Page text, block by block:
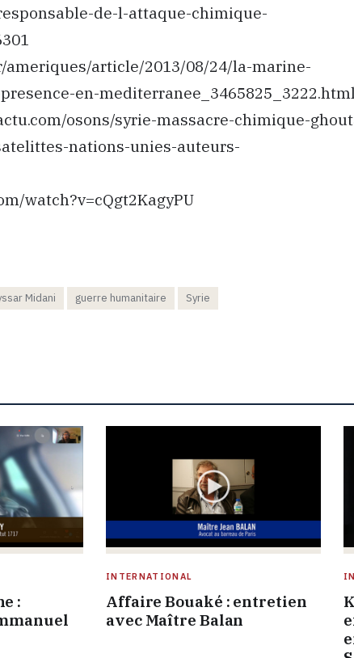
de-l-attaque-chimique-
ameriques/article/2013/08/24/la-marine-
en-mediterranee_3465825_3222.html
osons/syrie-massacre-chimique-
nations-unies-auteurs-
watch?v=cQgt2KagyPU
Midani guerre humanitaire Syrie
:
INTERNATIONAL
Affaire Bouaké : entretien
avec Maître Balan